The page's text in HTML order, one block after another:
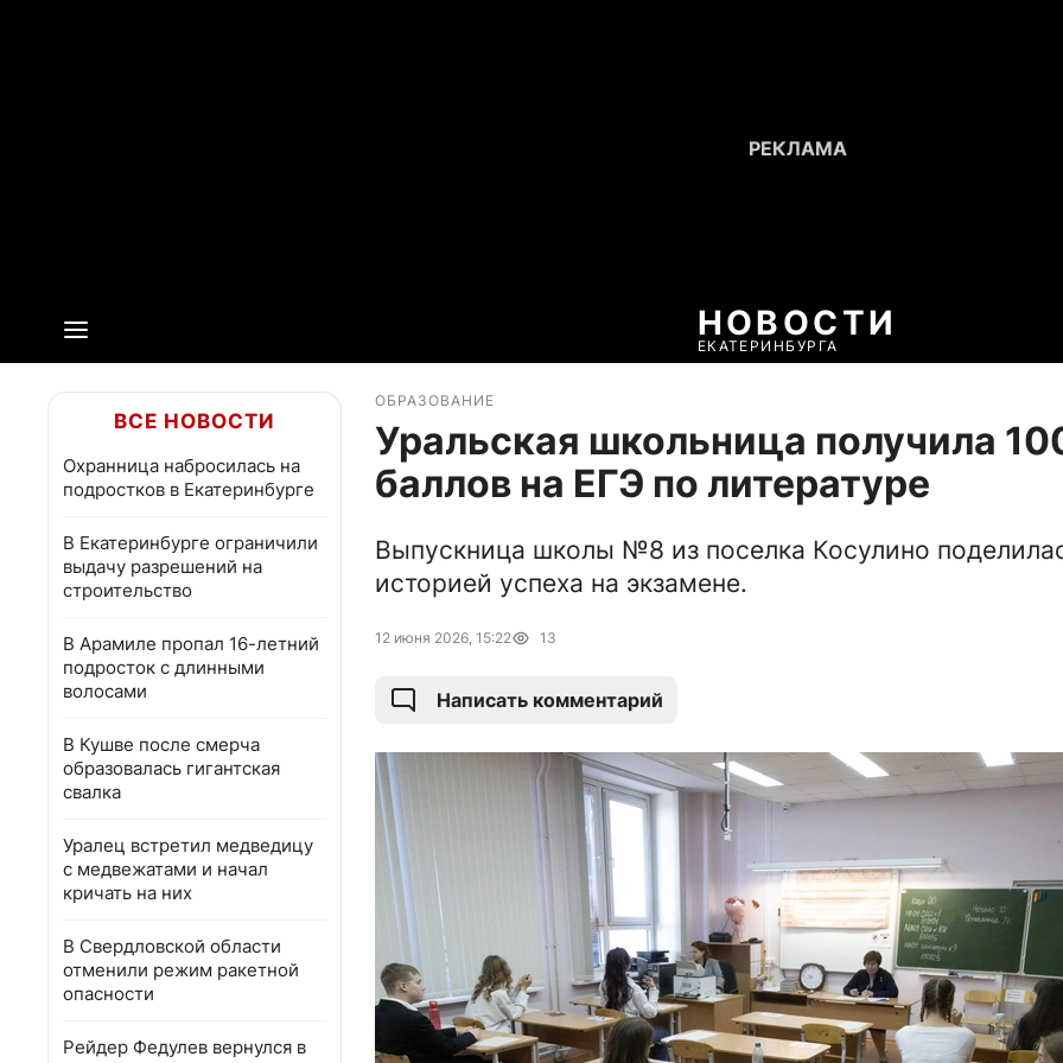
НОВОСТИ
ЕКАТЕРИНБУРГА
ВСЕ НОВОСТИ
Охранница набросилась на
подростков в Екатеринбурге
В Екатеринбурге ограничили
выдачу разрешений на
строительство
В Арамиле пропал 16-летний
подросток с длинными
волосами
В Кушве после смерча
образовалась гигантская
свалка
Уралец встретил медведицу
с медвежатами и начал
кричать на них
В Свердловской области
отменили режим ракетной
опасности
Рейдер Федулев вернулся в
ОБРАЗОВАНИЕ
Уральская школьница получила
баллов на ЕГЭ по литературе
Выпускница школы №8 из поселка Косулино
историей успеха на экзамене.
12 июня 2026, 15:22 13
Написать комментарий